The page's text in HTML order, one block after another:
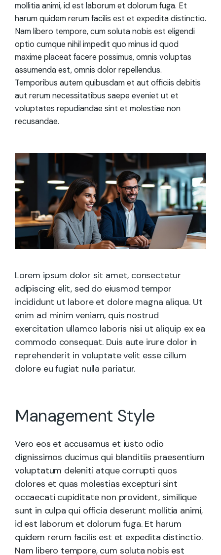
mollitia animi, id est laborum et dolorum fuga. Et
harum quidem rerum facilis est et expedita distinctio.
Nam libero tempore, cum soluta nobis est eligendi
optio cumque nihil impedit quo minus id quod
maxime placeat facere possimus, omnis voluptas
assumenda est, omnis dolor repellendus.
Temporibus autem quibusdam et aut officiis debitis
aut rerum necessitatibus saepe eveniet ut et
voluptates repudiandae sint et molestiae non
recusandae.
Lorem ipsum dolor sit amet, consectetur
adipiscing elit, sed do eiusmod tempor
incididunt ut labore et dolore magna aliqua. Ut
enim ad minim veniam, quis nostrud
exercitation ullamco laboris nisi ut aliquip ex ea
commodo consequat. Duis aute irure dolor in
reprehenderit in voluptate velit esse cillum
dolore eu fugiat nulla pariatur.
Management Style
Vero eos et accusamus et iusto odio
dignissimos ducimus qui blanditiis praesentium
voluptatum deleniti atque corrupti quos
dolores et quas molestias excepturi sint
occaecati cupiditate non provident, similique
sunt in culpa qui officia deserunt mollitia animi,
id est laborum et dolorum fuga. Et harum
quidem rerum facilis est et expedita distinctio.
Nam libero tempore, cum soluta nobis est